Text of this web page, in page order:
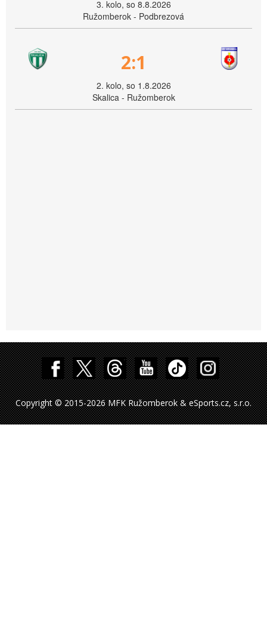
3. kolo, so 8.8.2026
Ružomberok - Podbrezová
2:1
2. kolo, so 1.8.2026
Skalica - Ružomberok
Copyright © 2015-2026 MFK Ružomberok & eSports.cz, s.r.o.